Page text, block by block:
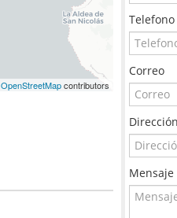
OpenStreetMapcontributors
Telefono
Correo
Dirección
Mensaje